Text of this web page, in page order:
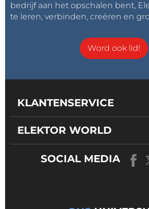
bedrijf aan het opschalen bent,
te leren, verbinden, creëren en
Word ook lid!
KLANTENSERVICE
ELEKTOR WORLD
SOCIAL MEDIA